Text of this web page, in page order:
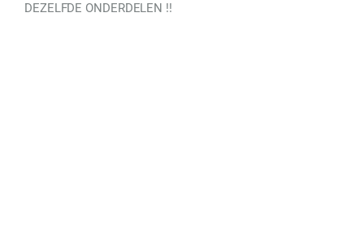
DEZELFDE ONDERDELEN !!